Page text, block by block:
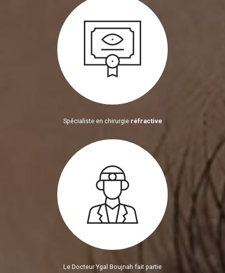
Spécialiste en chirurgie réfractive
Le Docteur Ygal Boujnah fait partie